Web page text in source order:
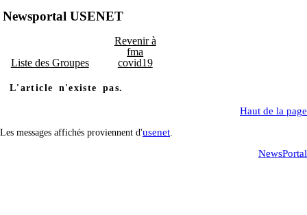
Newsportal USENET
Liste des Groupes
Revenir à
fma
covid19
L'article n'existe pas.
Haut de la page
Les messages affichés proviennent d'usenet
NewsPortal